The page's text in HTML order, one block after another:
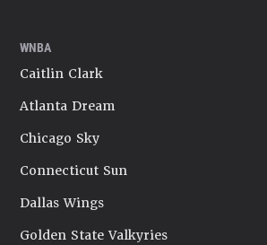
WNBA
Caitlin Clark
Atlanta Dream
Chicago Sky
Connecticut Sun
Dallas Wings
Golden State Valkyries